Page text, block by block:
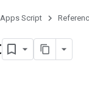
Apps Script